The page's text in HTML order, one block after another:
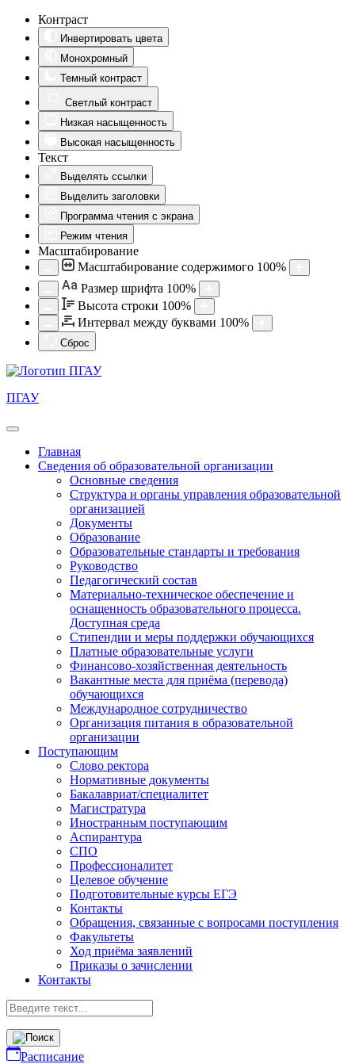
Контраст
Инвертировать цвета
Монохромный
Темный контраст
Светлый контраст
Низкая насыщенность
Высокая насыщенность
Текст
Выделять ссылки
Выделить заголовки
Программа чтения с экрана
Режим чтения
Масштабирование
Масштабирование содержимого 100%
Aa Размер шрифта 100%
Высота строки 100%
Интервал между буквами 100%
Сброс
ПГАУ
Главная
Сведения об образовательной организации
Основные сведения
Структура и органы управления образовательной
организацией
Документы
Образование
Образовательные стандарты и требования
Руководство
Педагогический состав
Материально-техническое обеспечение и
оснащенность образовательного процесса.
Доступная среда
Стипендии и меры поддержки обучающихся
Платные образовательные услуги
Финансово-хозяйственная деятельность
Вакантные места для приёма (перевода)
обучающихся
Международное сотрудничество
Организация питания в образовательной
организации
Поступающим
Слово ректора
Нормативные документы
Бакалавриат/специалитет
Магистратура
Иностранным поступающим
Аспирантура
СПО
Профессионалитет
Целевое обучение
Подготовительные курсы ЕГЭ
Контакты
Обращения, связанные с вопросами поступления
Факультеты
Ход приёма заявлений
Приказы о зачислении
Контакты
Расписание